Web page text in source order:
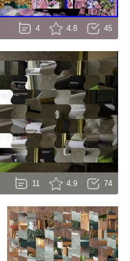
4 4.8 45
11 4.9 74